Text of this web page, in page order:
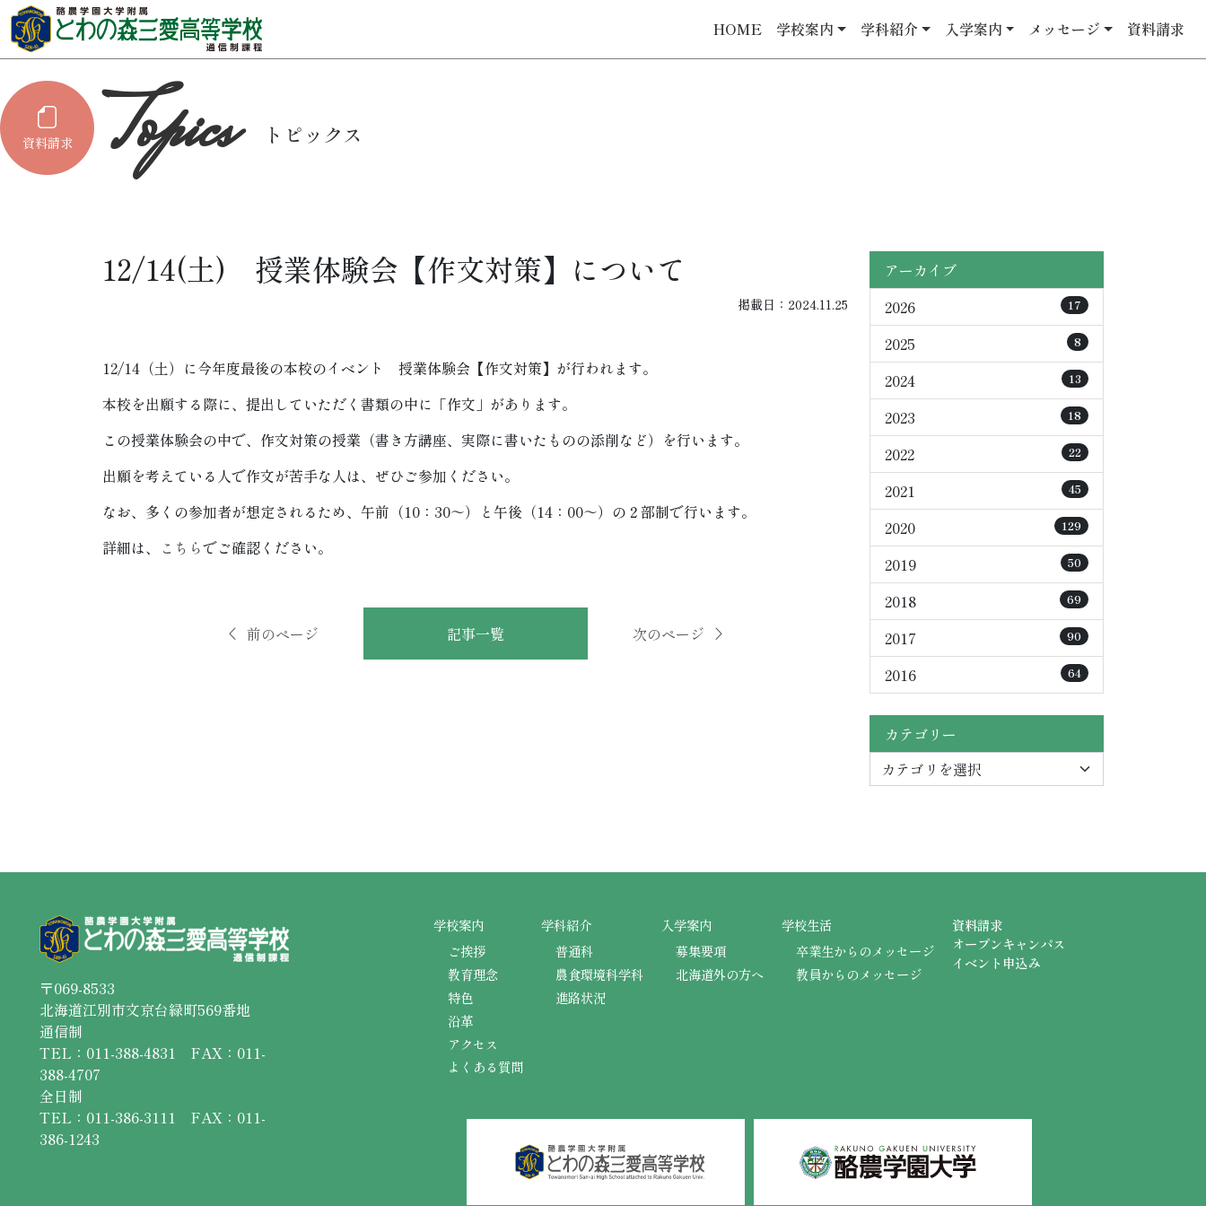
HOME 学校案内 学科紹介 入学案内 メッセージ 資料請求
トピックス
12/14(土) 授業体験会【作文対策】について
掲載日：2024.11.25
12/14（土）に今年度最後の本校のイベント 授業体験会【作文対策】が行われます。
本校を出願する際に、提出していただく書類の中に「作文」があります。
この授業体験会の中で、作文対策の授業（書き方講座、実際に書いたものの添削など）を行います。
出願を考えている人で作文が苦手な人は、ぜひご参加ください。
なお、多くの参加者が想定されるため、午前（10：30～）と午後（14：00～）の２部制で行います。
詳細は、
こちらでご確認ください。
前のページ 記事一覧 次のページ
アーカイブ
2026
17
2025 8
2024 13
2023 18
2022 22
2021 45
2020 129
2019 50
2018 69
2017 90
2016 64
カテゴリー
〒069-8533
北海道江別市文京台緑町569番地
通信制
TEL：011-388-4831 FAX：011-
388-4707
全日制
TEL：011-386-3111 FAX：011-
386-1243
学校案内
ご挨拶
教育理念
特色
沿革
アクセス
よくある質問
学科紹介
普通科
農食環境科学科
進路状況
入学案内
募集要項
北海道外の方へ
学校生活
卒業生からのメッセージ
教員からのメッセージ
資料請求
オープンキャンパス
イベント申込み
資料請求